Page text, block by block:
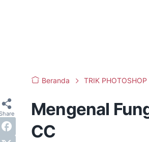
Beranda TRIK PHOTOSHOP
Mengenal
CC